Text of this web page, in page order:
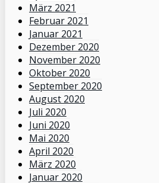
März 2021
Februar 2021
Januar 2021
Dezember 2020
November 2020
Oktober 2020
September 2020
August 2020
Juli 2020
Juni 2020
Mai 2020
April 2020
März 2020
Januar 2020